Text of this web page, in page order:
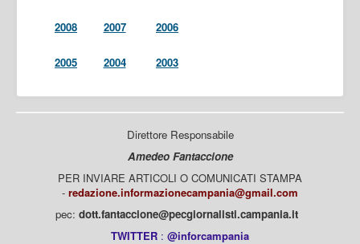
2008 2007 2006
2005 2004 2003
Direttore Responsabile
Amedeo Fantaccione
PER INVIARE ARTICOLI O COMUNICATI STAMPA
- redazione.informazionecampania@gmail.com
pec: dott.fantaccione@pecgiornalisti.campania.it
TWITTER : @inforcampania